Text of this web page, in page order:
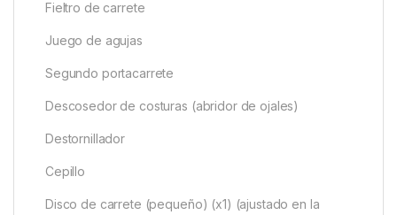
Fieltro de carrete
Juego de agujas
Segundo portacarrete
Descosedor de costuras (abridor de ojales)
Destornillador
Cepillo
Disco de carrete (pequeño) (x1) (ajustado en la